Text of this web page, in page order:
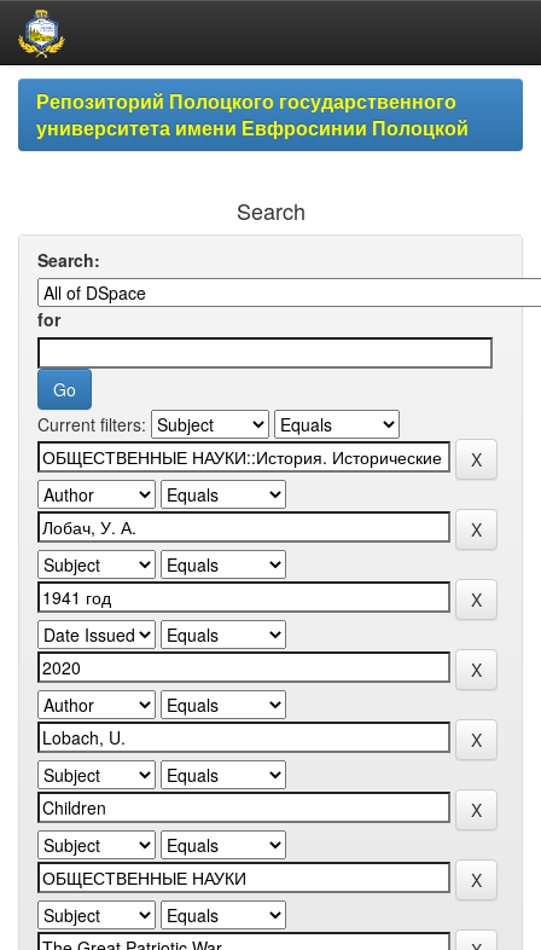
Skip
navigationРепозиторий Полоцкого государственного
университета имени Евфросинии Полоцкой
Search
Search:
for
Current filters: